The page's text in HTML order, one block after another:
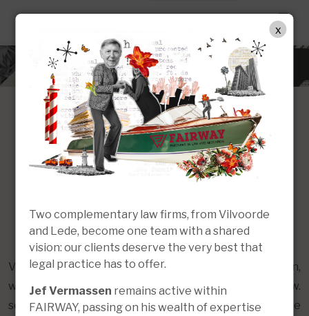
(Internationale)
Kindesentführung, elterliche
Kindesentführung
Von internationaler Kindesentführung spricht man,
wenn ein Elternteil beschließt, mit seinem Kind bzw.
seinen Kindern ins Ausland zu ziehen, ohne die
Two complementary law firms, from Vilvoorde
and Lede, become one team with a shared
vision: our clients deserve the very best that
legal practice has to offer.
Jef Vermassen remains active within
FAIRWAY, passing on his wealth of expertise
x